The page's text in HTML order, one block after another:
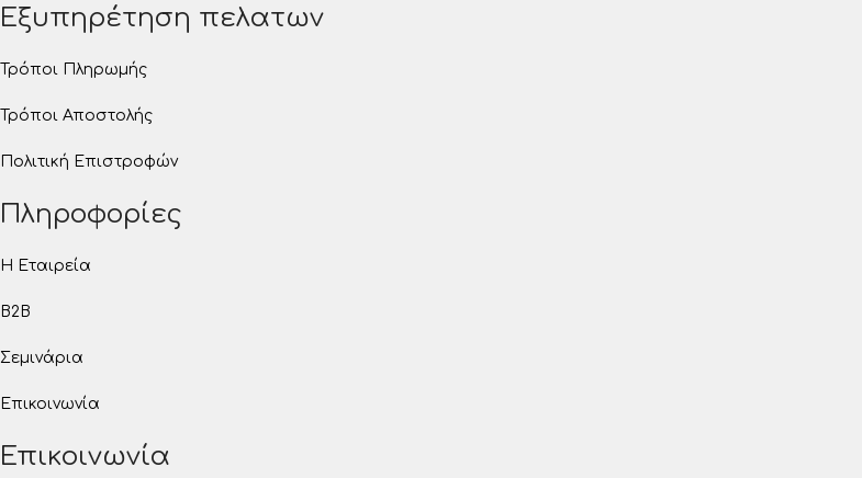
Εξυπηρέτηση πελατων
Τρόποι Πληρωμής
Τρόποι Αποστολής
Πολιτική Επιστροφών
Πληροφορίες
Η Εταιρεία
B2B
Σεμινάρια
Επικοινωνία
Επικοινωνία